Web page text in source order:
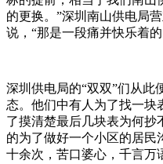
的更换。”深圳南山供电局
说，“那是一段痛并快乐着
深圳供电局的“双双”们从此
态。他们中有人为了找一块
了摸清楚最后几块表为何抄
的为了做好一个小区的居民
十余次，苦口婆心，千言万